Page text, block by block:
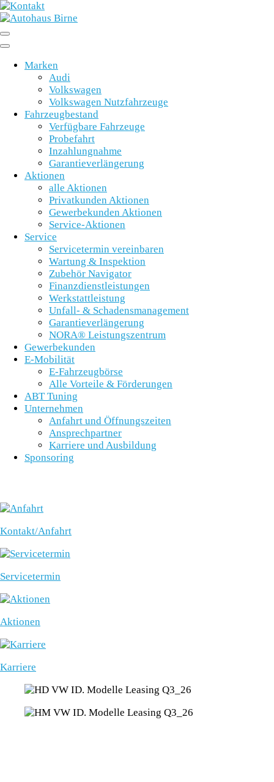
Marken
Audi
Volkswagen
Volkswagen Nutzfahrzeuge
Fahrzeugbestand
Verfügbare Fahrzeuge
Probefahrt
Inzahlungnahme
Garantieverlängerung
Aktionen
alle Aktionen
Privatkunden Aktionen
Gewerbekunden Aktionen
Service-Aktionen
Service
Servicetermin vereinbaren
Wartung & Inspektion
Zubehör Navigator
Finanzdienstleistungen
Werkstattleistung
Unfall- & Schadensmanagement
Garantieverlängerung
NORA® Leistungszentrum
Gewerbekunden
E-Mobilität
E-Fahrzeugbörse
Alle Vorteile & Förderungen
ABT Tuning
Unternehmen
Anfahrt und Öffnungszeiten
Ansprechpartner
Karriere und Ausbildung
Sponsoring
Kontakt/Anfahrt
Servicetermin
Aktionen
Karriere